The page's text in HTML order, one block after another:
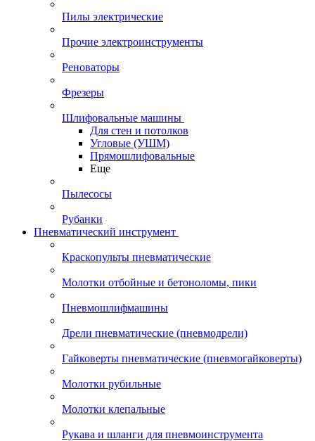
Пилы электрические
Прочие электроинструменты
Реноваторы
Фрезеры
Шлифовальные машины
Для стен и потолков
Угловые (УШМ)
Прямошлифовальные
Еще
Пылесосы
Рубанки
Пневматический инструмент
Краскопульты пневматические
Молотки отбойные и бетоноломы, пики
Пневмошлифмашины
Дрели пневматические (пневмодрели)
Гайковерты пневматические (пневмогайковерты)
Молотки рубильные
Молотки клепальные
Рукава и шланги для пневмоинструмента